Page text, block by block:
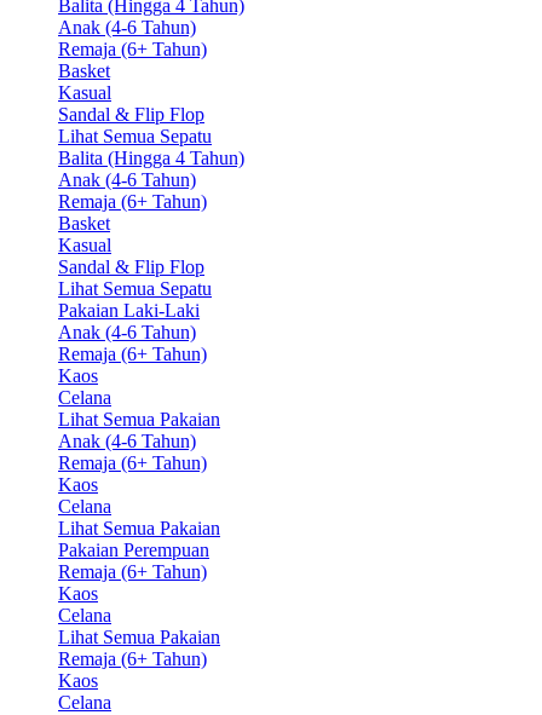
Balita (Hingga 4 Tahun)
Anak (4-6 Tahun)
Remaja (6+ Tahun)
Basket
Kasual
Sandal & Flip Flop
Lihat Semua Sepatu
Balita (Hingga 4 Tahun)
Anak (4-6 Tahun)
Remaja (6+ Tahun)
Basket
Kasual
Sandal & Flip Flop
Lihat Semua Sepatu
Pakaian Laki-Laki
Anak (4-6 Tahun)
Remaja (6+ Tahun)
Kaos
Celana
Lihat Semua Pakaian
Anak (4-6 Tahun)
Remaja (6+ Tahun)
Kaos
Celana
Lihat Semua Pakaian
Pakaian Perempuan
Remaja (6+ Tahun)
Kaos
Celana
Lihat Semua Pakaian
Remaja (6+ Tahun)
Kaos
Celana